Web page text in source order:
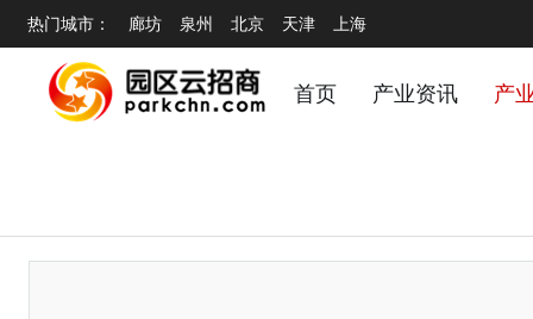
热门城市： 廊坊 泉州 北京 天津 上海
首页 产业资讯 产